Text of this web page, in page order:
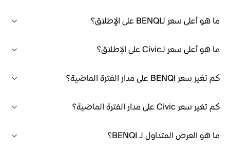
ما هو أعلى سعر لـBENQI على الإطلاق؟
ما هو أعلى سعر لـCivic على الإطلاق؟
كم تغير سعر BENQI على مدار الفترة الماضية؟
كم تغير سعر Civic على مدار الفترة الماضية؟
ما هو العرض المتداول لـ BENQI؟